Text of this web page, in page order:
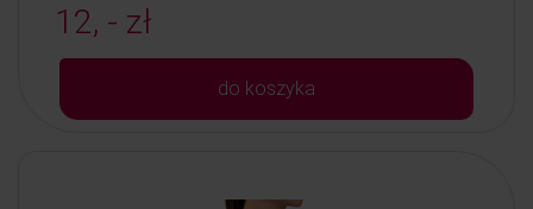
12, - zł
do koszyka